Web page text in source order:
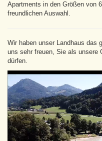
Apartments in den Größen von
freundlichen Auswahl.
Wir haben unser Landhaus das
uns sehr freuen, Sie als unsere
dürfen.